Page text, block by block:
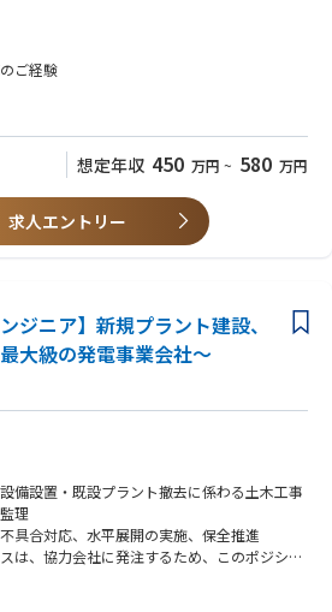
ご経験
建具、ボード間仕切等の施工管理経験者
想定年収 450 万円 ~ 580 万円
求人エントリー
ジニア】新規プラント建設、
大級の発電事業会社～
備設置・既設プラント撤去に係わる土木工事
理
具合対応、水平展開の実施、保全推進
は、協力会社に発注するため、このポジショ
りません。
ラクティス展開の方針策定・実行